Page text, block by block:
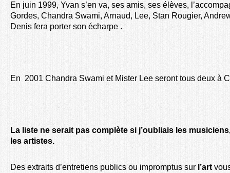
En juin 1999, Yvan s’en va, ses amis, ses élèves,
Gordes, Chandra Swami, Arnaud, Lee, Stan Rougier,
Denis fera porter son écharpe .
En 2001 Chandra Swami et Mister Lee seront tous deux à
La liste ne serait pas complète si j’oubliais les
les artistes.
Des extraits d’entretiens publics ou impromptus sur l’art